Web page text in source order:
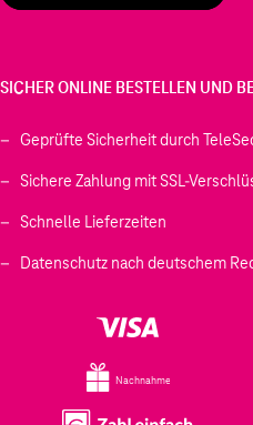
SICHER ONLINE BESTELLEN UND
Geprüfte Sicherheit durch
Sichere Zahlung mit SSL-
Schnelle Lieferzeiten
Datenschutz nach deutschem
Nachnahme